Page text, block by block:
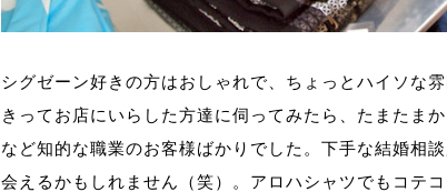
シグゼーン好きの方はおしゃれで、ちょっとハイソな
きってお店にいらした方達に伺ってみたら、たまたま
など知的な職業のお客様ばかりでした。下手な結婚相
会えるかもしれません（笑）。アロハシャツでもコテ